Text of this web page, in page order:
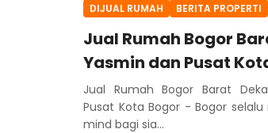
DIJUAL RUMAH BERITA PROPERTI
Jual Rumah Bogor
Yasmin dan Pusat
Jual Rumah Bogor Barat
Pusat Kota Bogor - Bogor
mind bagi sia...